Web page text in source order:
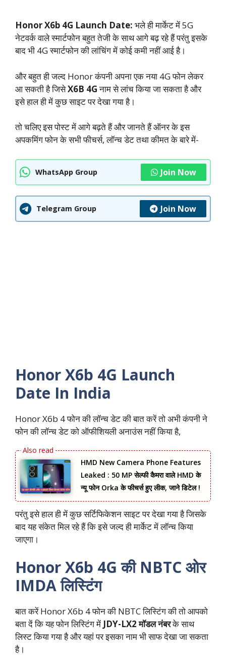
Honor X6b 4G Launch Date: भले ही मार्केट में 5G
नेटवर्क वाले स्मार्टफोन बहुत तेजी के साथ आगे बढ़ रहे हैं परंतु इसके
बाद भी 4G स्मार्टफोन की लांचिंग में कोई कमी नहीं आई है।
और बहुत ही जल्द Honor कंपनी अपना एक नया 4G फोन लेकर
आ सकती है जिसेX6B 4Gनाम से लांच किया जा सकता है और
इसे हाल ही में कुछ साइट पर देखा गया है।
तो चलिए इस पोस्ट में आगे बढ़ते हैं और जानते हैं ऑनर के इस
अपकमिंग फोन के सभी फीचर्स, लॉन्च डेट तथा कीमत के बारे में-
WhatsApp Group Join Now
Telegram Group Join Now
Honor X6b 4G Launch
Date In India
Honor X6b 4 फोन की लॉन्च डेट की बात करें तो अभी कंपनी ने
फोन की लॉन्च डेट को ऑफीशियली अनाउंस नहीं किया है,
HMD New Camera Phone Features
Leaked : 50 MP सेल्फी कैमरा वाले HMD के
न्यू फोन Orka के फीचर्स हुए लीक, जाने डिटेल !
परंतु इसे हाल ही में कुछ सर्टिफिकेशन साइट पर देखा गया है जिसके
बाद यह संकेत मिल रहे हैं कि इसे जल्द ही मार्केट में लॉन्च किया
जाएगा।
Honor X6b 4G की NBTC ओर
IMDA लिस्टिंग
बात करें Honor X6b 4 फोन की NBTC लिस्टिंग की तो आपको
बता दें कि यह फोन लिस्टिंग में JDY-LX2 मॉडल नंबरके साथ
लिस्ट किया गया है और यहां पर इसका नाम भी साफ देखा जा सकता
है।